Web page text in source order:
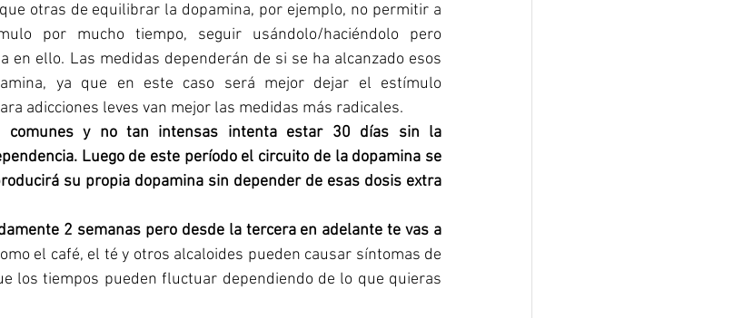
otras de equilibrar la dopamina, por ejemplo, no permitir a
por mucho tiempo, seguir usándolo/haciéndolo pero
en ello. Las medidas dependerán de si se ha alcanzado esos
ya que en este caso será mejor dejar el estímulo
adicciones leves van mejor las medidas más radicales.
comunes y no tan intensas intenta estar 30 días sin la
Luego de este período el circuito de la dopamina se
su propia dopamina sin depender de esas dosis extra
2 semanas pero desde la tercera en adelante te vas a
el café, el té y otros alcaloides pueden causar síntomas de
los tiempos pueden fluctuar dependiendo de lo que quieras